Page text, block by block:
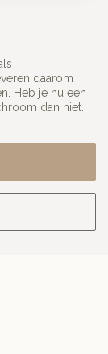
daarom
Heb je nu een
dan niet.